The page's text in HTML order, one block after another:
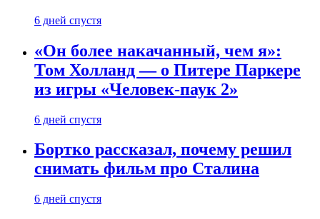
6 дней спустя
«Он более накачанный, чем я»:
Том Холланд — о Питере Паркере
из игры «Человек-паук 2»
6 дней спустя
Бортко рассказал, почему решил
снимать фильм про Сталина
6 дней спустя